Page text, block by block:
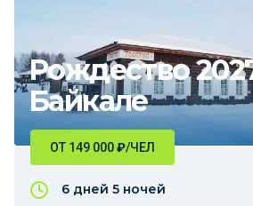
Рождество
Байкале
ОТ 149 000₽/ЧЕЛ
6 дней 5 ночей